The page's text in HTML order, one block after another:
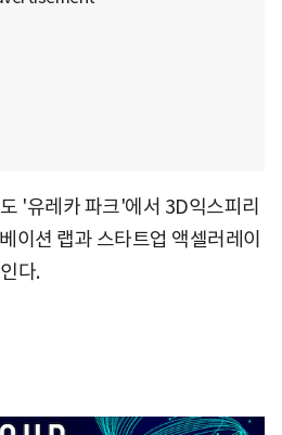
'유레카 파크'에서 3D익스피리
이션 랩과 스타트업 액셀러레이
다.